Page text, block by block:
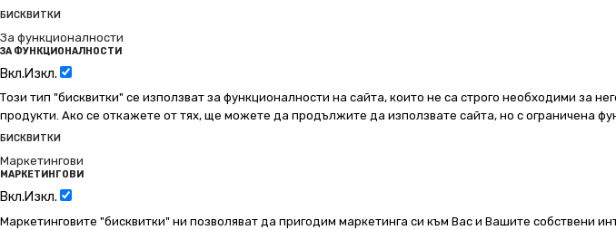
БИСКВИТКИ
За функционалности
ЗА ФУНКЦИОНАЛНОСТИ
Вкл.Изкл.
Този тип "бисквитки" се използват за функционалности на сайта, които не са строго необходими за
продукти. Ако се откажете от тях, ще можете да продължите да използвате сайта, но с ограничена
БИСКВИТКИ
Маркетингови
МАРКЕТИНГОВИ
Вкл.Изкл.
Маркетинговите "бисквитки" ни позволяват да пригодим маркетинга си към Вас и Вашите собствени